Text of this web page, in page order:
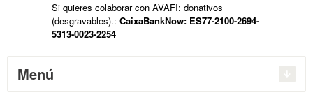
Si quieres colaborar con AVAFI: donativos
(desgravables).:CaixaBankNow: ES77-2100-2694-
5313-0023-2254
Menú